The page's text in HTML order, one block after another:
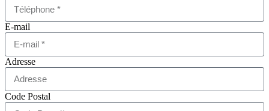
E-mail
Adresse
Code Postal